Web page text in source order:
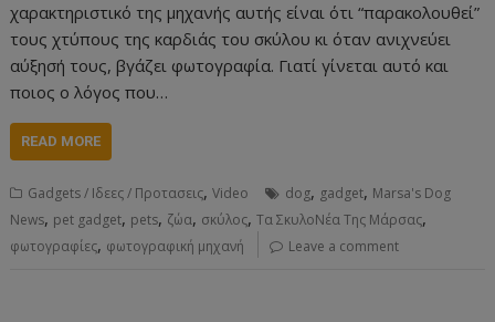
χαρακτηριστικό της μηχανής αυτής είναι ότι “παρακολουθεί”
τους χτύπους της καρδιάς του σκύλου κι όταν ανιχνεύει
αύξησή τους, βγάζει φωτογραφία. Γιατί γίνεται αυτό και
ποιος ο λόγος που…
READ MORE
Gadgets / Ιδεες / Προτασεις,Video dog, gadget, Marsa's Dog
News, pet gadget, pets, ζώα, σκύλος,Τα ΣκυλοΝέα Της Μάρσας,
φωτογραφίες, φωτογραφική μηχανή Leave a comment